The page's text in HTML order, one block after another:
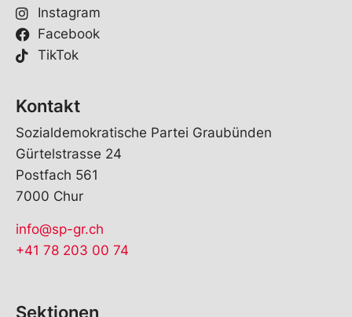
Instagram
Facebook
TikTok
Kontakt
Sozialdemokratische Partei Graubünden
Gürtelstrasse 24
Postfach 561
7000 Chur
info@sp-gr.ch
+41 78 203 00 74
Sektionen